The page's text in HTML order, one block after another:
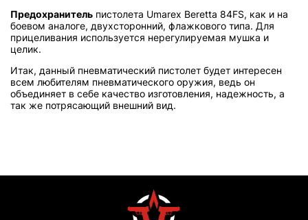
Предохранитель пистолета Umarex Beretta 84FS, как и на
боевом аналоге, двухсторонний, флажкового типа. Для
прицеливания используется нерегулируемая мушка и
целик.
Итак, данный пневматический пистолет будет интересен
всем любителям пневматического оружия, ведь он
объединяет в себе качество изготовления, надежность, а
так же потрясающий внешний вид.